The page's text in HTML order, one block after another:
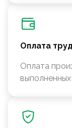
Оплата
Оплата